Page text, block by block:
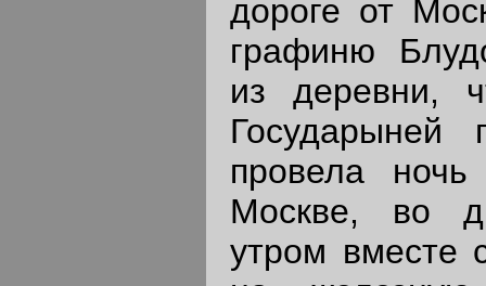
дороге от
графиню
из деревни,
провела
Москве, во
утром вместе